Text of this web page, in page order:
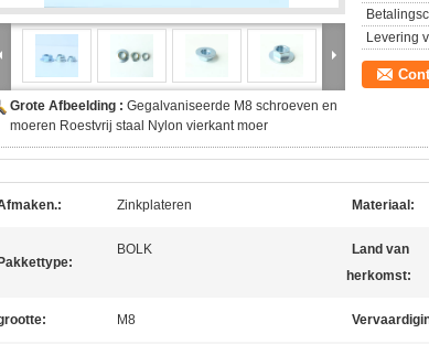
Grote Afbeelding : Gegalvaniseerde M8 schroeven en
moeren Roestvrij staal Nylon vierkant moer
Levering
Zinkplateren Materiaal:
BOLK
Land van
herkomst:
M8